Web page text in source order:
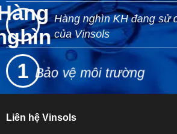
Hàng nghìn KH đang sử
của Vinsols
1 Bảo vệ môi trường
Liên hệ Vinsols